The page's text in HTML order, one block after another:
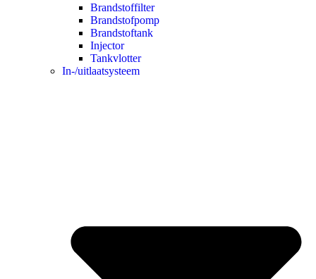
Brandstoffilter
Brandstofpomp
Brandstoftank
Injector
Tankvlotter
In-/uitlaatsysteem